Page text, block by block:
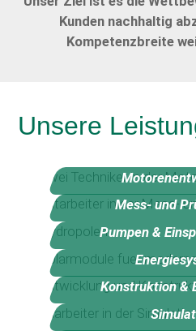
Kunden nachhaltig
Kompetenzbreite
Unsere
Mess- und
Pumpen &
Konstruktion &